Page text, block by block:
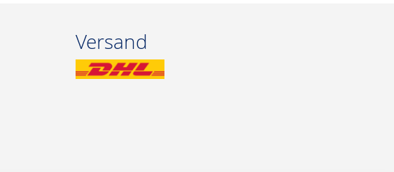
Versand